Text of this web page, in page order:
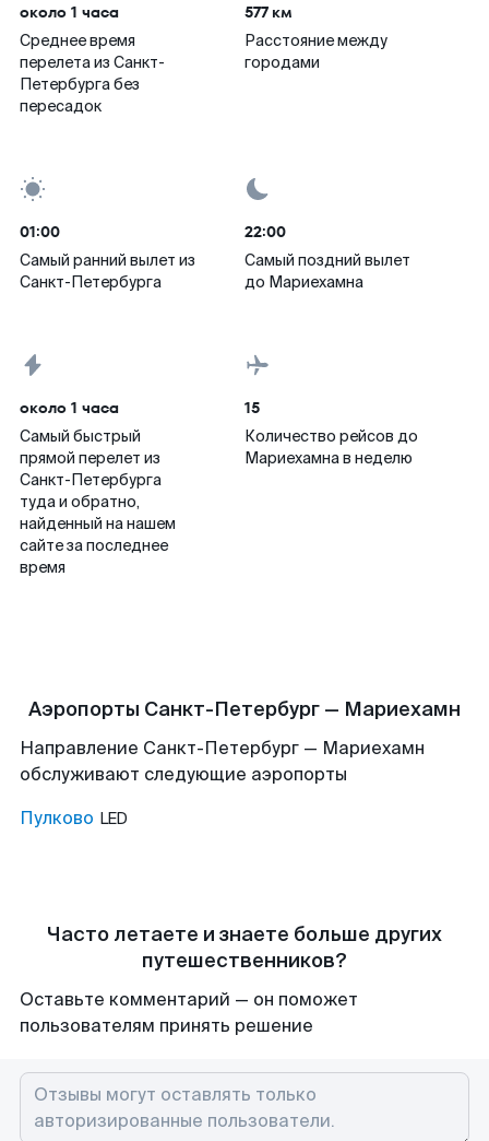
около 1 часа
Среднее время
перелета из Санкт-
Петербурга без
пересадок
577 км
Расстояние между
городами
01:00
Самый ранний вылет из
Санкт-Петербурга
22:00
Самый поздний вылет
до Мариехамна
около 1 часа
Самый быстрый
прямой перелет из
Санкт-Петербурга
туда и обратно,
найденный на нашем
сайте за последнее
время
15
Количество рейсов до
Мариехамна в неделю
Аэропорты Санкт-Петербург — Мариехамн
Направление Санкт-Петербург — Мариехамн
обслуживают следующие аэропорты
Пулково LED
Часто летаете и знаете больше других
путешественников?
Оставьте комментарий — он поможет
пользователям принять решение